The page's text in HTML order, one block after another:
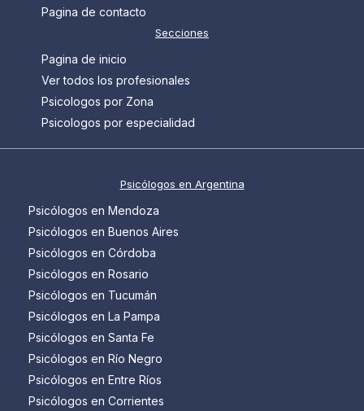
Pagina de contacto
Secciones
Pagina de inicio
Ver todos los profesionales
Psicologos por Zona
Psicologos por especialidad
Psicólogos en Argentina
Psicólogos en Mendoza
Psicólogos en Buenos Aires
Psicólogos en Córdoba
Psicólogos en Rosario
Psicólogos en Tucumán
Psicólogos en La Pampa
Psicólogos en Santa Fe
Psicólogos en Río Negro
Psicólogos en Entre Ríos
Psicólogos en Corrientes